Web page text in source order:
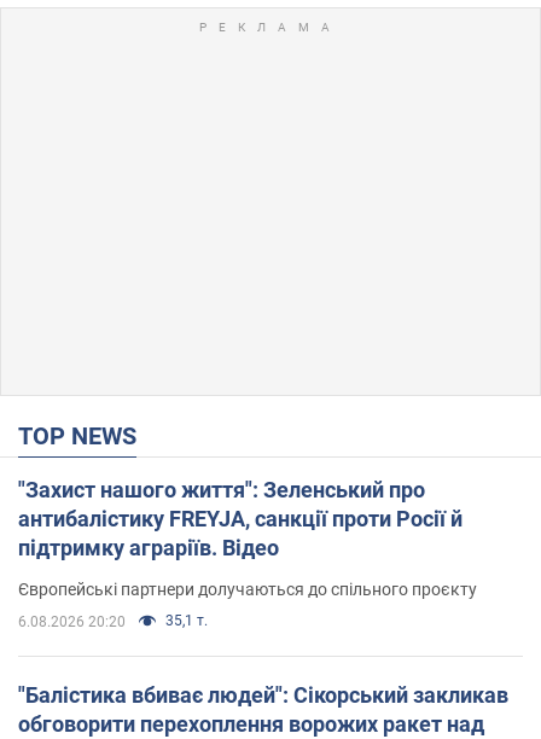
TOP NEWS
"Захист нашого життя": Зеленський про
антибалістику FREYJA, санкції проти Росії й
підтримку аграріїв. Відео
Європейські партнери долучаються до спільного проєкту
6.08.2026 20:20 35,1 т.
"Балістика вбиває людей": Сікорський закликав
обговорити перехоплення ворожих ракет над